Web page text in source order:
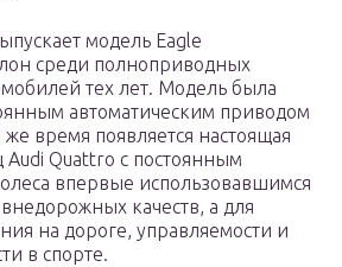
модель Eagle
среди полноприводных
тех лет. Модель была
автоматическим приводом
же время появляется настоящая
Audi Quattro с постоянным
впервые использовавшимся
качеств, а для
на дороге, управляемости и
в спорте.